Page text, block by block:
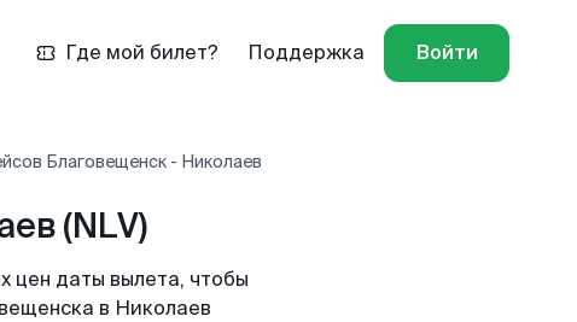
Где мой билет? Поддержка Войти
Благовещенск - Николаев
(NLV)
цен даты вылета, чтобы
в Николаев